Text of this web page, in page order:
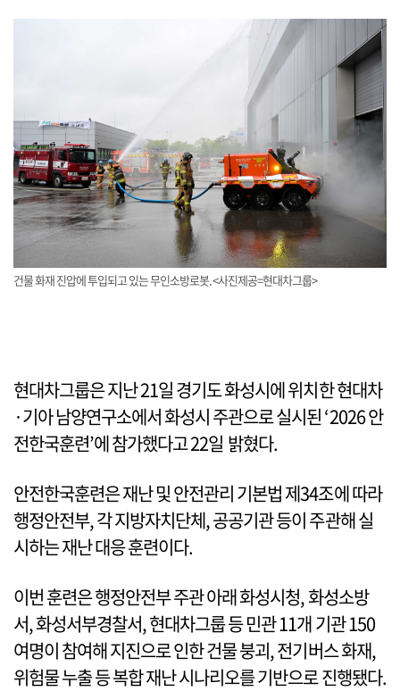
건물 화재 진압에 투입되고 있는 무인소방로봇.<사진제공=현대차그룹>
현대차그룹은 지난 21일 경기도 화성시에 위치한 현대차
·기아 남양연구소에서 화성시 주관으로 실시된 ‘2026 안
전한국훈련’에 참가했다고 22일 밝혔다.
안전한국훈련은 재난 및 안전관리 기본법 제34조에 따라
행정안전부, 각 지방자치단체, 공공기관 등이 주관해 실
시하는 재난 대응 훈련이다.
이번 훈련은 행정안전부 주관 아래 화성시청, 화성소방
서, 화성서부경찰서, 현대차그룹 등 민관 11개 기관 150
여명이 참여해 지진으로 인한 건물 붕괴, 전기버스 화재,
위험물 누출 등 복합 재난 시나리오를 기반으로 진행됐다.